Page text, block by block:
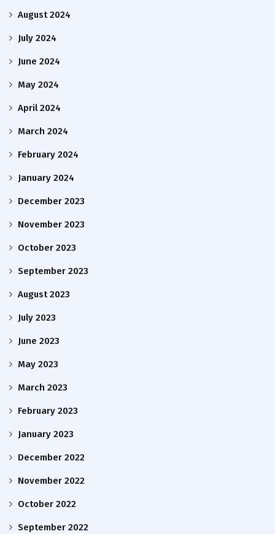
August 2024
July 2024
June 2024
May 2024
April 2024
March 2024
February 2024
January 2024
December 2023
November 2023
October 2023
September 2023
August 2023
July 2023
June 2023
May 2023
March 2023
February 2023
January 2023
December 2022
November 2022
October 2022
September 2022